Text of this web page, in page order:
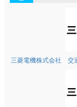
三菱電機株式会社 交